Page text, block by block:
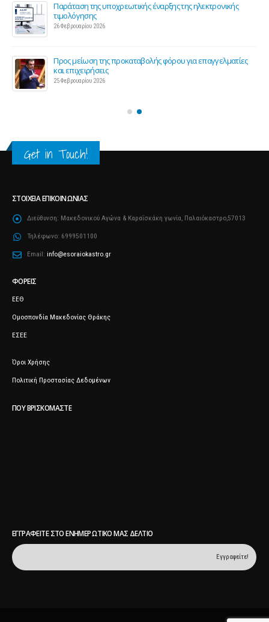
Παράταση της υποχρεωτικής έναρξης της ηλεκτρονικής
τιμολόγησης
26 Φεβρουαρίου 2026
Προς μείωση της προκαταβολής φόρου για επαγγελματίες
και επιχειρήσεις
25 Φεβρουαρίου 2026
Get in Touch!
ΣΤΟΙΧΕΊΑ ΕΠΙΚΟΙΝΩΝΊΑΣ
Διεύθυνση: Μακεδονικού Αγώνα & Καραΐσκάκη γωνία, Παλαιόκαστρο,57013
Τηλέφωνο: 6999501100
Email: info@esoraiokastro.gr
ΦΟΡΕΊΣ
ΕΕΘ
Ομοσπονδία Μακεδονίας Θράκης
ΕΣΕΕ
Όροι Χρήσης
Πολιτική Προστασίας Δεδομένων
ΠΟΥ ΒΡΙΣΚΌΜΑΣΤΕ
ΕΓΓΡΑΦΕΊΤΕ ΣΤΟ ΕΝΗΜΕΡΩΤΙΚΌ ΜΑΣ ΔΕΛΤΊΟ